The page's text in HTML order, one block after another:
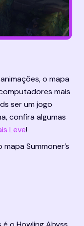
o mapa
mais
ser um jogo
confira algumas
Leve!
Summoner’s